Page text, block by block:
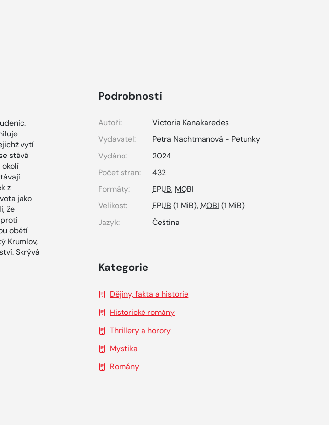
vytí
stává
okolí
z
jako
že
obětí
Krumlov,
Skrývá
Podrobnosti
Autoři:
Victoria Kanakaredes
Vydavatel:
Petra Nachtmanová - Petunky
Vydáno:
2024
Počet stran:
432
Formáty:
EPUB, MOBI
Velikost:
EPUB (1 MiB), MOBI (1 MiB)
Jazyk:
Čeština
Kategorie
Dějiny, fakta a historie
Historické romány
Thrillery a horory
Mystika
Romány